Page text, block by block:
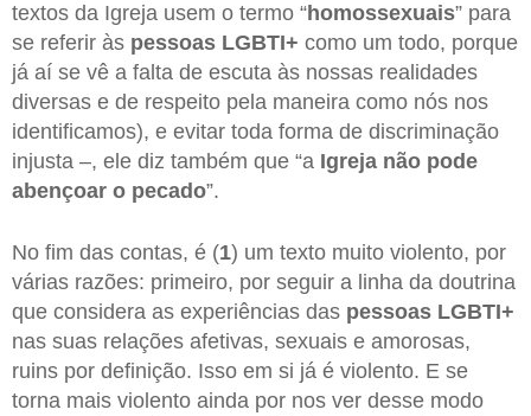
textos da Igreja usem o termo “homossexuais” para
se referir às pessoas LGBTI+ como um todo, porque
já aí se vê a falta de escuta às nossas realidades
diversas e de respeito pela maneira como nós nos
identificamos), e evitar toda forma de discriminação
injusta –, ele diz também que “a Igreja não pode
abençoar o pecado”.
No fim das contas, é (1) um texto muito violento, por
várias razões: primeiro, por seguir a linha da doutrina
que considera as experiências das pessoas LGBTI+
nas suas relações afetivas, sexuais e amorosas,
ruins por definição. Isso em si já é violento. E se
torna mais violento ainda por nos ver desse modo